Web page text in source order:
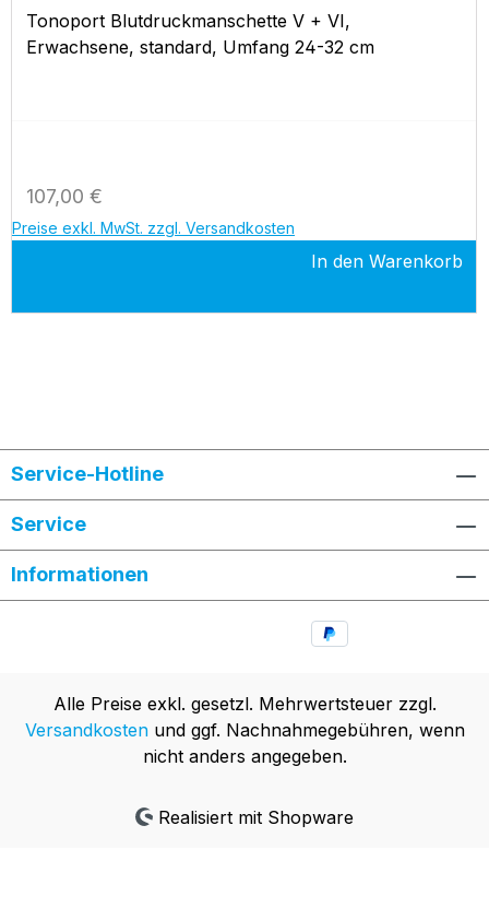
Tonoport Blutdruckmanschette V + VI,
Erwachsene, standard, Umfang 24-32 cm
Regulärer Preis:
107,00 €
Preise exkl. MwSt. zzgl. Versandkosten
In den Warenkorb
Service-Hotline
Service
Informationen
Alle Preise exkl. gesetzl. Mehrwertsteuer zzgl.
Versandkostenund ggf. Nachnahmegebühren, wenn
nicht anders angegeben.
Realisiert mit Shopware